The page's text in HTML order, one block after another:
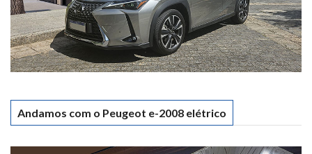
Andamos com o Peugeot e-2008 elétrico